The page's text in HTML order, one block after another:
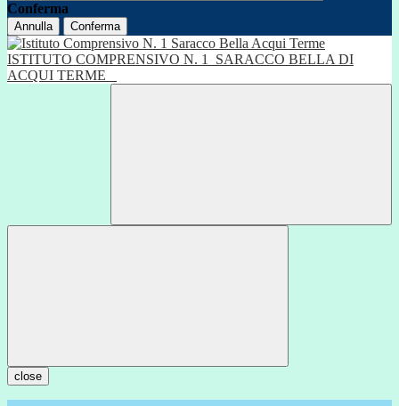
Conferma
Annulla Conferma
ISTITUTO COMPRENSIVO N. 1
SARACCO BELLA DI
ACQUI TERME
close